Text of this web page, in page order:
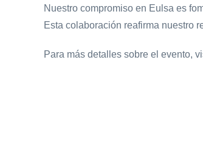
Nuestro compromiso en Eulsa es
Esta colaboración reafirma nuestro
Para más detalles sobre el evento,